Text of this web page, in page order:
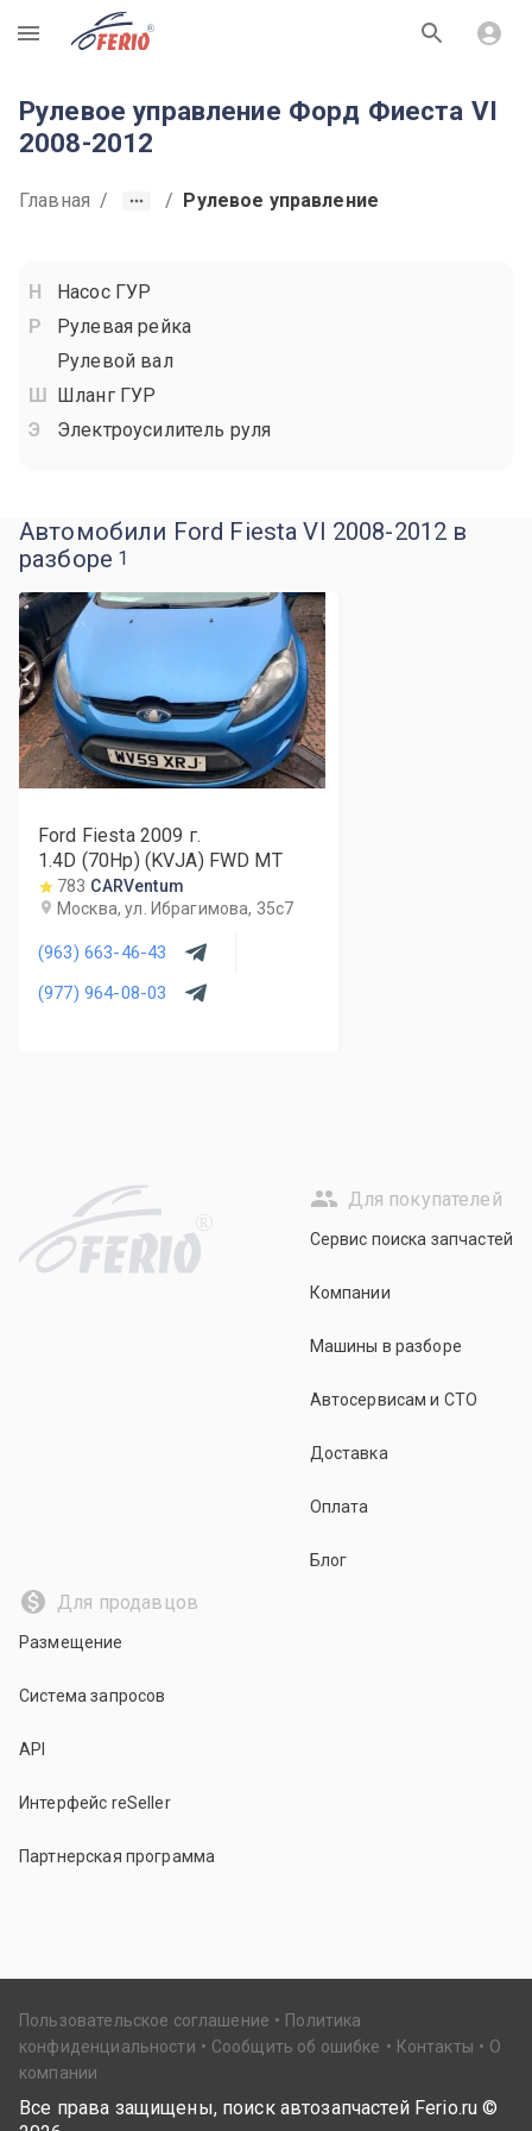
R
Рулевое управление Форд Фиеста VI
2008-2012
Главная / / Рулевое управление
Насос ГУР
Рулевая рейка
Рулевой вал
Шланг ГУР
Электроусилитель руля
Автомобили Ford Fiesta VI 2008-2012 в
разборе 1
Ford Fiesta 2009 г.
1.4D (70Hp) (KVJA) FWD MT
783 CARVentum
Москва, ул. Ибрагимова, 35с7
(963) 663-46-43
(977) 964-08-03
R
Для покупателей
Сервис поиска запчастей
Компании
Машины в разборе
Автосервисам и СТО
Доставка
Оплата
Блог
Для продавцов
Размещение
Система запросов
API
Интерфейс reSeller
Партнерская программа
Пользовательское соглашение
Политика
конфиденциальности
Сообщить об ошибке Контакты
О
компании
Все права защищены, поиск автозапчастей Ferio.ru ©